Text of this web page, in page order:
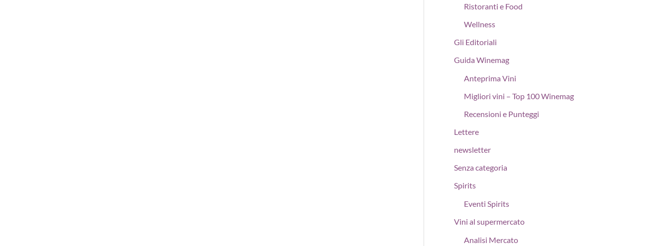
Ristoranti e Food
Wellness
Gli Editoriali
Guida Winemag
Anteprima Vini
Migliori vini – Top 100 Winemag
Recensioni e Punteggi
Lettere
newsletter
Senza categoria
Spirits
Eventi Spirits
Vini al supermercato
Analisi Mercato